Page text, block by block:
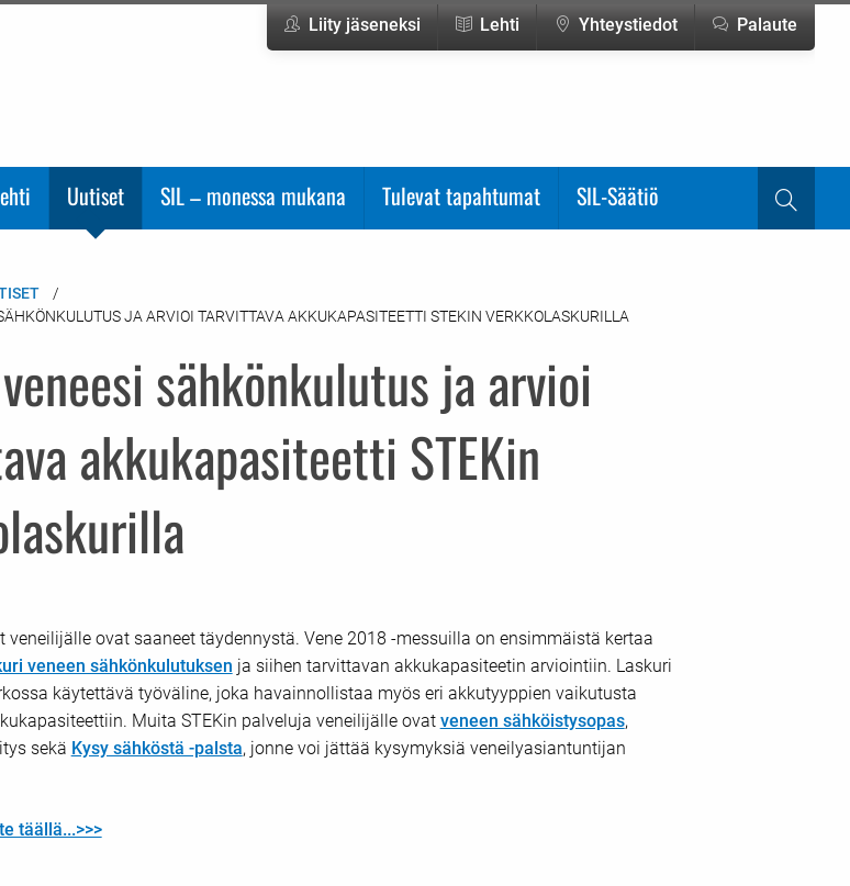
Liity jäseneksi Lehti Yhteystiedot
Palaute
Uutiset SIL – monessa mukana Tulevat tapahtumat SIL-Säätiö Haku
JA ARVIOI TARVITTAVA AKKUKAPASITEETTI STEKIN VERKKOLASKURILLA
sähkönkulutus ja arvioi
akkukapasiteetti STEKin
veneilijälle ovat saaneet täydennystä. Vene 2018 -messuilla on ensimmäistä kertaa
veneen sähkönkulutuksen ja siihen tarvittavan akkukapasiteetin arviointiin. Laskuri
käytettävä työväline, joka havainnollistaa myös eri akkutyyppien vaikutusta
Muita STEKin palveluja veneilijälle ovat veneen sähköistysopas,
sekä Kysy sähköstä -palsta, jonne voi jättää kysymyksiä veneilyasiantuntijan
täällä...>>>